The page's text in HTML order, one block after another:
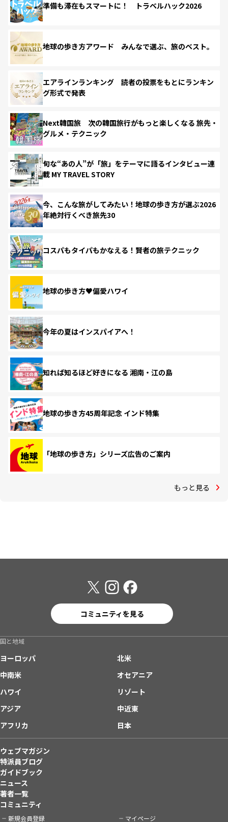
準備も滞在もスマートに！ トラベルハック2026
地球の歩き方アワード みんなで選ぶ、旅のベスト。
エアラインランキング 読者の投票をもとにランキン
グ形式で発表
Next韓国旅 次の韓国旅行がもっと楽しくなる 旅先・
グルメ・テクニック
旬な“あの人”が「旅」をテーマに語るインタビュー連
載 MY TRAVEL STORY
今、こんな旅がしてみたい！地球の歩き方が選ぶ2026
年絶対行くべき旅先30
コスパもタイパもかなえる！賢者の旅テクニック
地球の歩き方♥偏愛ハワイ
今年の夏はインスパイアへ！
知れば知るほど好きになる 湘南・江の島
地球の歩き方45周年記念 インド特集
「地球の歩き方」シリーズ広告のご案内
もっと見る
コミュニティを見る
国と地域
ヨーロッパ
北米
中南米
オセアニア
ハワイ
リゾート
アジア
中近東
アフリカ
日本
ウェブマガジン
特派員ブログ
ガイドブック
ニュース
著者一覧
コミュニティ
新規会員登録 マイページ